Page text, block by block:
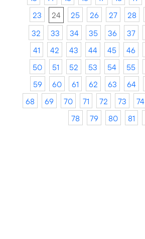
23
24 25 26 27 28
32
33 34 35 36 37
41
42 43 44 45 46
50
51 52 53 54 55
59
60 61 62 63 64
68
69 70 71 72 73 74
78
79 80 81